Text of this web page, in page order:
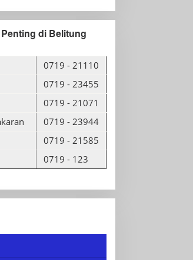
di Belitung
0719 - 21110
0719 - 23455
0719 - 21071
0719 - 23944
0719 - 21585
0719 - 123